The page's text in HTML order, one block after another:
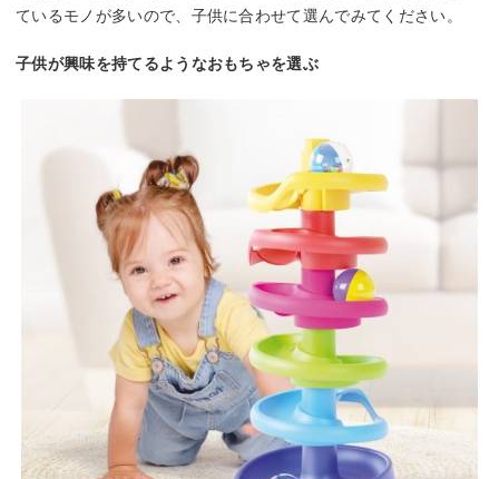
ているモノが多いので、子供に合わせて選んでみてください。
子供が興味を持てるようなおもちゃを選ぶ